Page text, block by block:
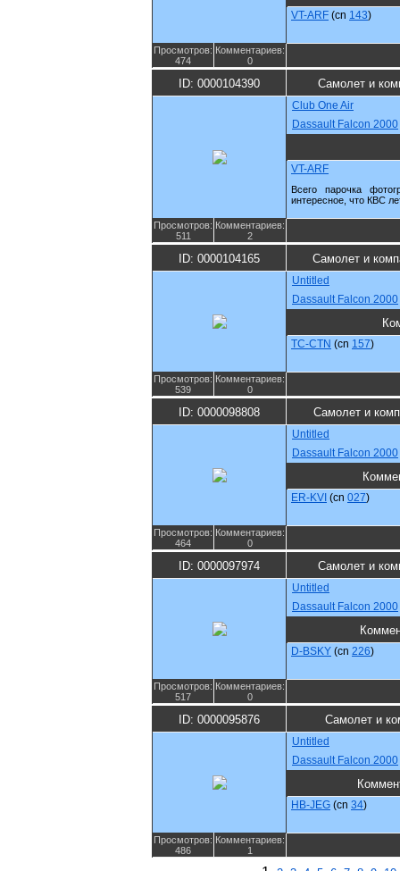
VT-ARF (cn 143)
Просмотров:
474
Комментариев:
0
ID: 0000104390 Самолет и
Club One Air
Dassault Falcon 2000
VT-ARF
Всего парочка
интересное, что КВС
Просмотров:
511
Комментариев:
2
ID: 0000104165 Самолет и
Untitled
Dassault Falcon 2000
TC-CTN (cn 157)
Просмотров:
539
Комментариев:
0
ID: 0000098808 Самолет и
Untitled
Dassault Falcon 2000
ER-KVI (cn 027)
Просмотров:
464
Комментариев:
0
ID: 0000097974 Самолет и
Untitled
Dassault Falcon 2000
D-BSKY (cn 226)
Просмотров:
517
Комментариев:
0
ID: 0000095876 Самолет и
Untitled
Dassault Falcon 2000
HB-JEG (cn 34)
Просмотров:
486
Комментариев:
1